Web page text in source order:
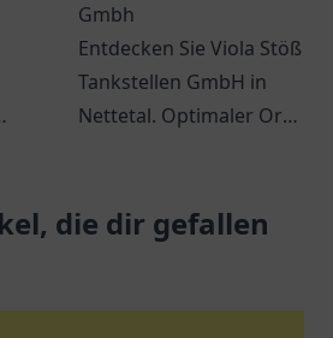
Gmbh
Entdecken Sie Viola Stöß
Tankstellen GmbH in
Nettetal. Optimaler Ort
angenehmem Ambiente.
die dir gefallen